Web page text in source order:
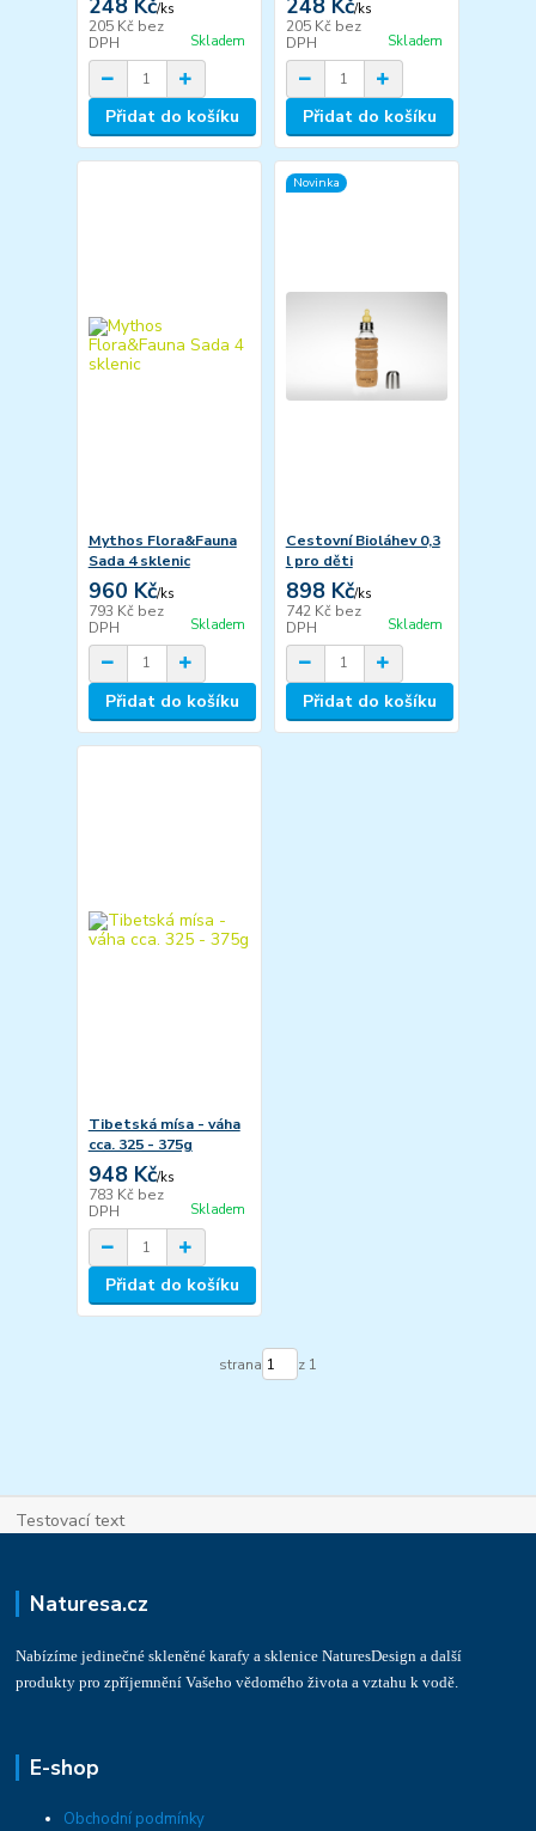
248 Kč/ks
205 Kč bez
DPH
Skladem
Přidat do košíku
248 Kč/ks
205 Kč bez
DPH
Skladem
Přidat do košíku
Mythos Flora&Fauna
Sada 4 sklenic
960 Kč/ks
793 Kč bez
DPH
Skladem
Přidat do košíku
Novinka
Cestovní Bioláhev 0,3
l pro děti
898 Kč/ks
742 Kč bez
DPH
Skladem
Přidat do košíku
Tibetská mísa - váha
cca. 325 - 375g
948 Kč/ks
783 Kč bez
DPH
Skladem
Přidat do košíku
strana z 1
Testovací text
Naturesa.cz
Nabízíme jedinečné skleněné karafy a sklenice NaturesDesign a další
produkty pro zpříjemnění Vašeho vědomého života a vztahu k vodě.
E-shop
Obchodní podmínky